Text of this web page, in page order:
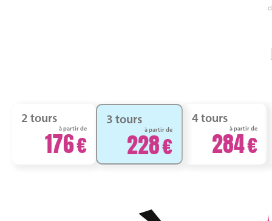
2 tours
à partir de
176
3 tours
à partir de
228
4 tours
à partir de
284